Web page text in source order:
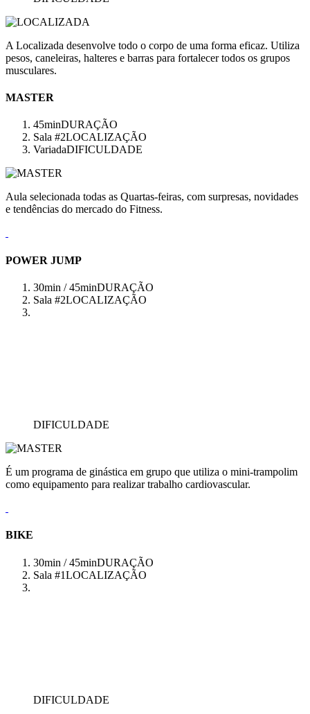
A Localizada desenvolve todo o corpo de uma forma eficaz. Utiliza
pesos, caneleiras, halteres e barras para fortalecer todos os grupos
musculares.
MASTER
45minDURAÇÃO
Sala #2LOCALIZAÇÃO
VariadaDIFICULDADE
Aula selecionada todas as Quartas-feiras, com surpresas, novidades
e tendências do mercado do Fitness.
POWER JUMP
30min / 45minDURAÇÃO
Sala #2LOCALIZAÇÃO
DIFICULDADE
É um programa de ginástica em grupo que utiliza o mini-trampolim
como equipamento para realizar trabalho cardiovascular.
BIKE
30min / 45minDURAÇÃO
Sala #1LOCALIZAÇÃO
DIFICULDADE